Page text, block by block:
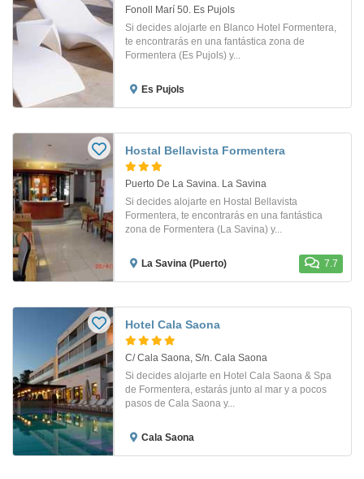
Fonoll Marí 50. Es Pujols
Si decides alojarte en Blanco Hotel Formentera,
te encontrarás en una fantástica zona de
Formentera (Es Pujols) y...
Es Pujols
Hostal Bellavista Formentera
Puerto De La Savina. La Savina
Si decides alojarte en Hostal Bellavista
Formentera, te encontrarás en una fantástica
zona de Formentera (La Savina) y...
La Savina (Puerto) 7.7
Hotel Cala Saona
C/ Cala Saona, S/n. Cala Saona
Si decides alojarte en Hotel Cala Saona & Spa
de Formentera, estarás junto al mar y a pocos
pasos de Cala Saona y...
Cala Saona